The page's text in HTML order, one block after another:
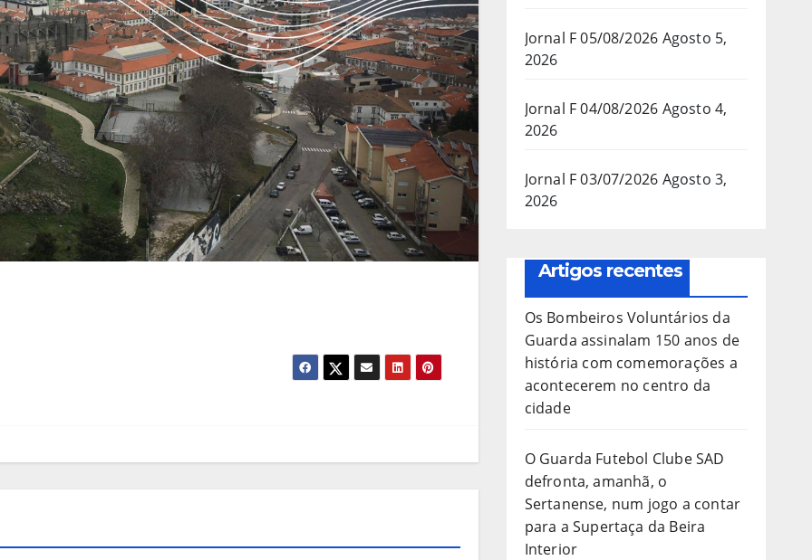
Jornal F 05/08/2026 Agosto 5,
2026
Jornal F 04/08/2026 Agosto 4,
2026
Jornal F 03/07/2026 Agosto 3,
2026
Artigos recentes
Os Bombeiros Voluntários da
Guarda assinalam 150 anos de
história com comemorações a
acontecerem no centro da
cidade
O Guarda Futebol Clube SAD
defronta, amanhã, o
Sertanense, num jogo a contar
para a Supertaça da Beira
Interior